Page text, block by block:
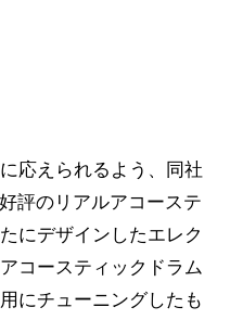
応えられるよう、同社
評のリアルアコーステ
にデザインしたエレク
コースティックドラム
にチューニングしたも